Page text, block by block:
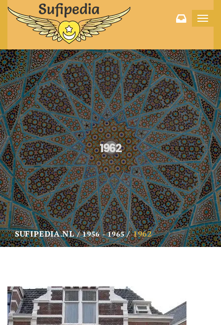
1962
SUFIPEDIA.NL 1956 - 1965 1962